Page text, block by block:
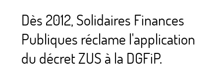
Dès 2012, Solidaires Finances
Publiques réclame l'application
du décret ZUS à la DGFiP.